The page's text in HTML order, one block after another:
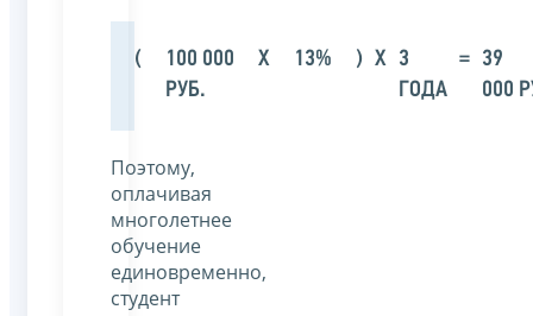
(
100 000
РУБ.
Х 13% ) Х 3
ГОДА
= 39
000
Поэтому,
оплачивая
многолетнее
обучение
единовременно,
студент